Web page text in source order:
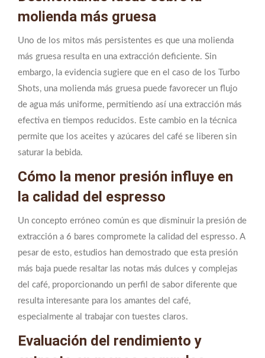
molienda más gruesa
Uno de los mitos más persistentes es que una molienda
más gruesa resulta en una extracción deficiente. Sin
embargo, la evidencia sugiere que en el caso de los Turbo
Shots, una molienda más gruesa puede favorecer un flujo
de agua más uniforme, permitiendo así una extracción más
efectiva en tiempos reducidos. Este cambio en la técnica
permite que los aceites y azúcares del café se liberen sin
saturar la bebida.
Cómo la menor presión influye en
la calidad del espresso
Un concepto erróneo común es que disminuir la presión de
extracción a 6 bares compromete la calidad del espresso. A
pesar de esto, estudios han demostrado que esta presión
más baja puede resaltar las notas más dulces y complejas
del café, proporcionando un perfil de sabor diferente que
resulta interesante para los amantes del café,
especialmente al trabajar con tuestes claros.
Evaluación del rendimiento y